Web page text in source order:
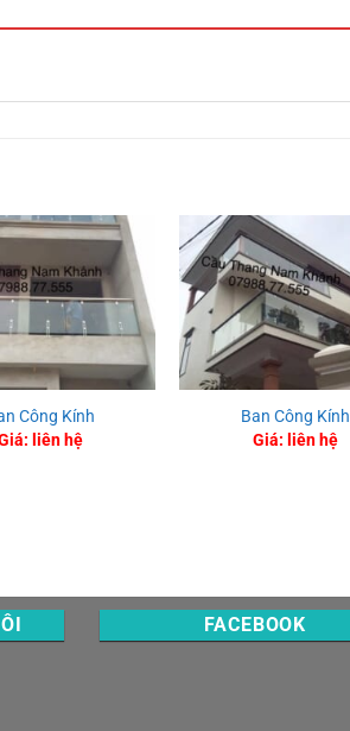
Công Kính
liên hệ
Ban Công Kính
Giá: liên hệ
FACEBOOK